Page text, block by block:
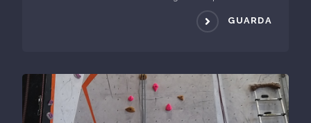
GUARDA